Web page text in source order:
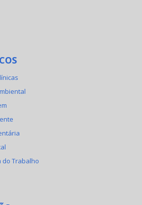
do Trabalho